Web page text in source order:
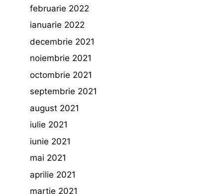
februarie 2022
ianuarie 2022
decembrie 2021
noiembrie 2021
octombrie 2021
septembrie 2021
august 2021
iulie 2021
iunie 2021
mai 2021
aprilie 2021
martie 2021